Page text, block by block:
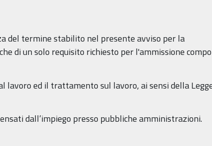
del termine stabilito nel presente avviso per la
di un solo requisito richiesto per l'ammissione
lavoro ed il trattamento sul lavoro, ai sensi della
dall’impiego presso pubbliche amministrazioni.